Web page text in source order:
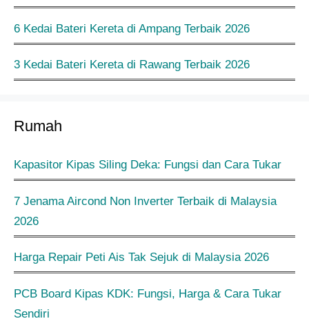
6 Kedai Bateri Kereta di Ampang Terbaik 2026
3 Kedai Bateri Kereta di Rawang Terbaik 2026
Rumah
Kapasitor Kipas Siling Deka: Fungsi dan Cara Tukar
7 Jenama Aircond Non Inverter Terbaik di Malaysia
2026
Harga Repair Peti Ais Tak Sejuk di Malaysia 2026
PCB Board Kipas KDK: Fungsi, Harga & Cara Tukar
Sendiri